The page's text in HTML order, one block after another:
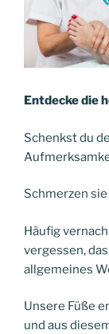
Entdecke die
Schenkst du
Schmerzen
Häufig
vergessen,
allgemeines
Unsere Füße
und aus